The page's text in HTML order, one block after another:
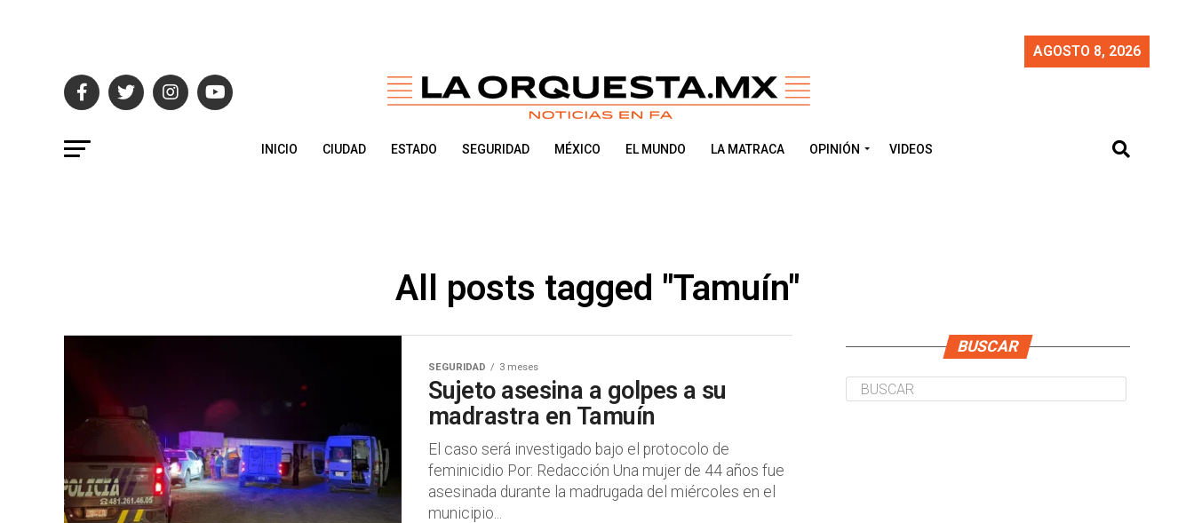
AGOSTO 8, 2026
INICIO CIUDAD ESTADO SEGURIDAD MÉXICO EL MUNDO LA MATRACA OPINIÓN VIDEOS
All posts tagged "Tamuín"
SEGURIDAD 3 meses
Sujeto asesina a golpes a su
madrastra en Tamuín
El caso será investigado bajo el protocolo de
feminicidio Por: Redacción Una mujer de 44 años fue
asesinada durante la madrugada del miércoles en el
municipio...
BUSCAR